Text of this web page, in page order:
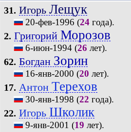
31. Игорь Лещук
20-фев-1996 (24года).
2. Григорий Морозов
6-июн-1994(26 лет).
62. Богдан Зорин
16-янв-2000 (20 лет).
17. Антон Терехов
30-янв-1998 (22 года).
22. Игорь Школик
9-янв-2001 (19 лет).